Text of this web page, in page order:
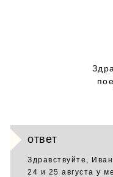
ответ
Здравствуйте,
24 и 25 августа у